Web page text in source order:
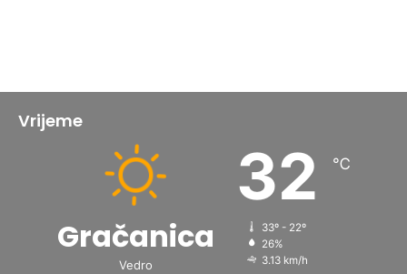
Vrijeme
Gračanica
Vedro
32 ℃
33º - 22º
26%
3.13 km/h